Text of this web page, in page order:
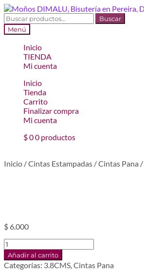
Ir
a
la
navegación
Ir
al
contenido
Buscar
por:
Buscar
Menú
Inicio
TIENDA
Mi cuenta
Inicio
Tienda
Carrito
Finalizar compra
Mi cuenta
$00 productos
Inicio /Cintas Estampadas /Cintas Pana /
$ 6.000
CINTA
LENTEJUELA
38MM
BLUE
Añadir al carrito
Categorías: 3.8CMS,Cintas Pana